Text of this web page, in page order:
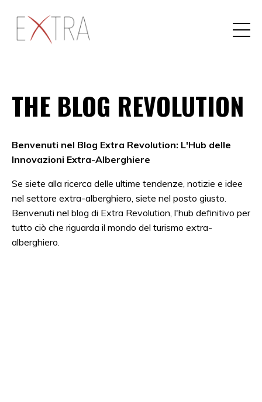
THE BLOG REVOLUTION
Benvenuti nel Blog Extra Revolution: L'Hub delle
Innovazioni Extra-Alberghiere
Se siete alla ricerca delle ultime tendenze, notizie e idee
nel settore extra-alberghiero, siete nel posto giusto.
Benvenuti nel blog di Extra Revolution, l'hub definitivo per
tutto ciò che riguarda il mondo del turismo extra-
alberghiero.